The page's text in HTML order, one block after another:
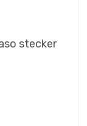
stecker